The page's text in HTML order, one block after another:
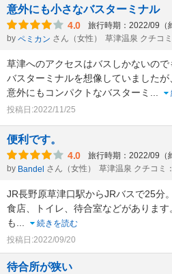
意外にも小さなバスターミナル
4.0 旅行時期：2022/09（
by ペミカン さん（女性） 草津温泉 クチコ
草津へのアクセスはバスしかないので
バスターミナルを想像していました
意外にもコンパクトなバスターミ
投稿日:2022/11/25
便利です。
4.0 旅行時期：2022/09（
by Bandel さん（女性） 草津温泉 クチコミ
JR長野原草津口駅からJRバスで25分
食店、トイレ、待合室などがありま
も
続きを読む
投稿日:2022/09/20
待合所が狭い